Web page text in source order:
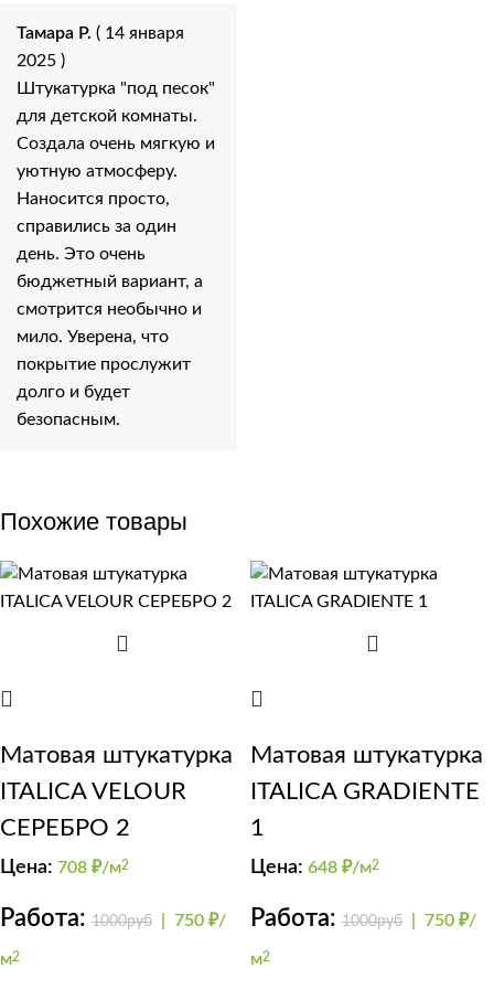
Тамара Р. ( 14 января
2025 )
Штукатурка "под песок"
для детской комнаты.
Создала очень мягкую и
уютную атмосферу.
Наносится просто,
справились за один
день. Это очень
бюджетный вариант, а
смотрится необычно и
мило. Уверена, что
покрытие прослужит
долго и будет
безопасным.
Похожие товары
Матовая штукатурка
ITALICA VELOUR
СЕРЕБРО 2
Цена: 708 ₽/м2
Работа: 1000руб 750 ₽/
м2
Матовая штукатурка
ITALICA GRADIENTE
1
Цена: 648 ₽/м2
Работа: 1000руб 750 ₽/
м2